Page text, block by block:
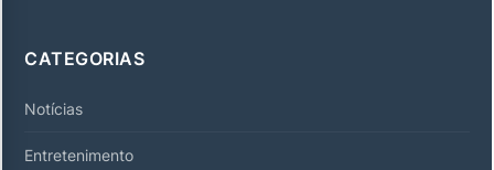
CATEGORIAS
Notícias
Entretenimento